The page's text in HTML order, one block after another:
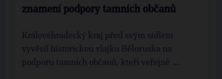
znamení podpory tamních občanů
Královéhradecký kraj před svým sídlem
vyvěsil historickou vlajku Běloruska na
podporu tamních občanů, kteří veřejně ...